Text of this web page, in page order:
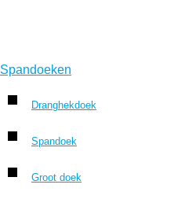
Spandoeken
Dranghekdoek
Spandoek
Groot doek